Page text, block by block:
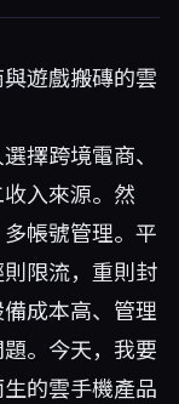
遊戲搬磚的雲
擇跨境電商、
入來源。然
帳號管理。平
限流，重則封
成本高、管理
。今天，我要
的雲手機產品